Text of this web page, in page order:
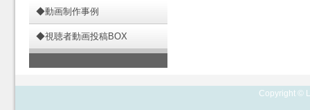
◆動画制作事例
◆視聴者動画投稿BOX
Copyright ©